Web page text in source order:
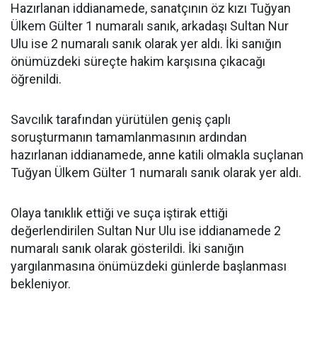
Hazırlanan iddianamede, sanatçının öz kızı Tuğyan
Ülkem Gülter 1 numaralı sanık, arkadaşı Sultan Nur
Ulu ise 2 numaralı sanık olarak yer aldı. İki sanığın
önümüzdeki süreçte hakim karşısına çıkacağı
öğrenildi.
Savcılık tarafından yürütülen geniş çaplı
soruşturmanın tamamlanmasının ardından
hazırlanan iddianamede, anne katili olmakla suçlanan
Tuğyan Ülkem Gülter 1 numaralı sanık olarak yer aldı.
Olaya tanıklık ettiği ve suça iştirak ettiği
değerlendirilen Sultan Nur Ulu ise iddianamede 2
numaralı sanık olarak gösterildi. İki sanığın
yargılanmasına önümüzdeki günlerde başlanması
bekleniyor.